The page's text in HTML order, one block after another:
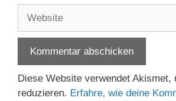
Adresse
Diese Website verwendet Akismet,
reduzieren. Erfahre, wie deine